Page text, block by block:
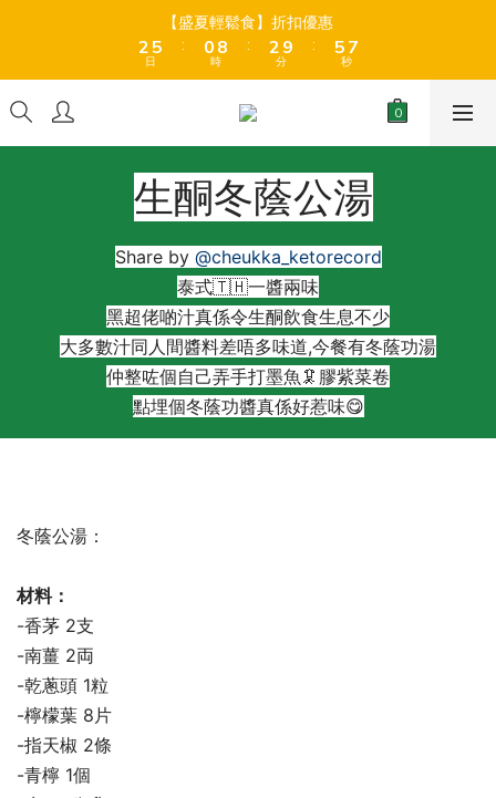
【盛夏輕鬆食】折扣優惠
2
1
5
4
1
0
日
:
1
0
9
8
7
4
3
2
1
0
時
:
3
2
1
9
8
5
4
3
2
1
0
分
:
5
4
1
0
7
6
3
2
1
0
秒
【盛夏輕鬆食】折扣優惠
2
1
5
4
1
0
日
:
1
0
9
8
7
4
3
2
1
0
時
:
3
2
1
9
8
5
4
3
2
1
0
分
:
5
4
1
0
7
6
3
2
1
0
秒
全店折後滿$399免運 (乾貨室溫產品)、滿HK$599 免運費 (乾貨＋
【盛夏輕鬆食】折扣優惠
9
8
7
3
2
0
6
5
3
1
0
日
:
8
7
6
5
1
0
9
8
6
5
4
3
2
1
0
時
:
9
8
7
3
2
0
9
7
6
5
4
3
2
1
分
:
6
5
3
1
0
8
7
5
3
2
1
0
秒
生酮冬蔭公湯
Share by @cheukka_ketorecord
泰式🇹🇭一醬兩味
黑超佬啲汁真係令生酮飲食生息不少
大多數汁同人間醬料差唔多味道,今餐有冬蔭功湯
仲整咗個自己弄手打墨魚🦑膠紫菜卷
點埋個冬蔭功醬真係好惹味😋
冬蔭公湯：
材料：
-香茅 2支
-南薑 2両
-乾蔥頭 1粒
-檸檬葉 8片
-指天椒 2條
-青檸 1個